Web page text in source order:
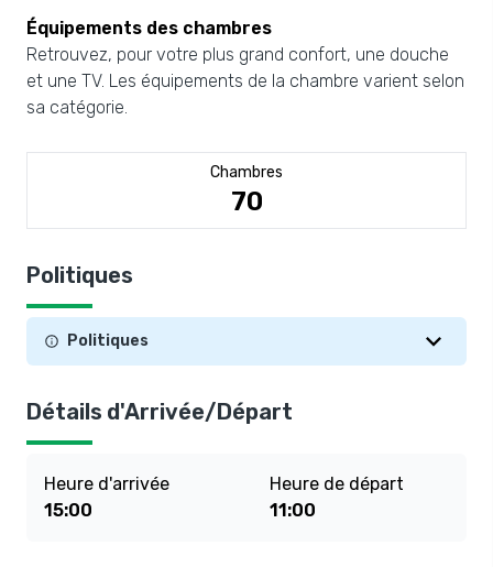
Équipements des chambres
Retrouvez, pour votre plus grand confort, une douche
et une TV. Les équipements de la chambre varient selon
sa catégorie.
Chambres
70
Politiques
Politiques
Détails d'Arrivée/Départ
Heure d'arrivée
15:00
Heure de départ
11:00